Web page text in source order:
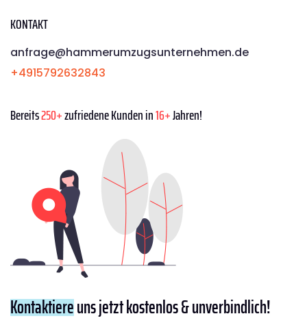
KONTAKT
anfrage@hammerumzugsunternehmen.de
+4915792632843
Bereits250+zufriedene Kunden in16+Jahren!
Kontaktiereuns jetzt kostenlos & unverbindlich!